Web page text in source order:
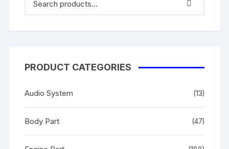
PRODUCT CATEGORIES
Audio System (13)
Body Part (47)